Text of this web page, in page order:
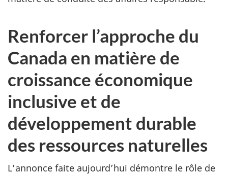
Renforcer l’approche du
Canada en matière de
croissance économique
inclusive et de
développement durable
des ressources naturelles
L’annonce faite aujourd’hui démontre le rôle de